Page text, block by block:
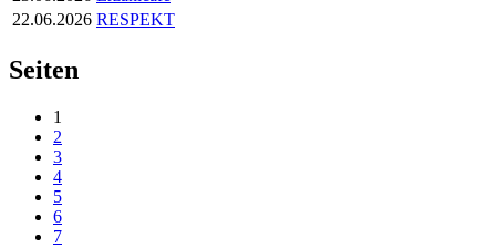
22.06.2026 RESPEKT
Seiten
1
2
3
4
5
6
7